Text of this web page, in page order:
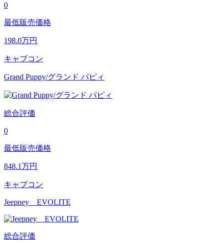
0
最低販売価格
198.0万円
キャブコン
Grand Puppy/グランド パピィ
総合評価
0
最低販売価格
848.1万円
キャブコン
Jeepney EVOLITE
総合評価